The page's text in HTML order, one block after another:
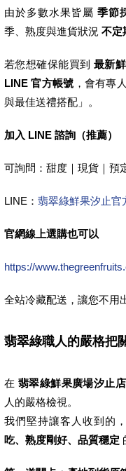
由於多數水果皆屬 季節
季、熟度與進貨狀況 不定
若您想確保能買到 最新
LINE 官方帳號 ，會有專
與最佳送禮搭配」。
加入 LINE 諮詢（推薦）
可詢問：甜度｜現貨｜預
LINE： 翡翠綠鮮果汐止官
官網線上選購也可以
https://
全站冷藏配送，讓您不用
翡翠綠職人的嚴格把
在 翡翠綠鮮果廣場汐止店
人的嚴格檢視。
我們堅持讓客人收到的
吃、熟度剛好、品質穩定